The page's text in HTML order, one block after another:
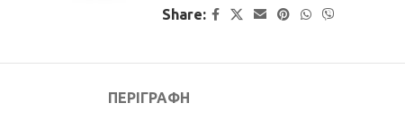
Share:
ΠΕΡΙΓΡΑΦΉ